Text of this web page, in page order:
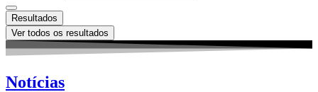
Resultados
Ver todos os resultados
Notícias